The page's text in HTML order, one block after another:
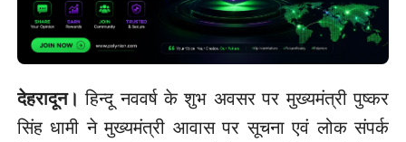
देहरादून। हिन्दू नववर्ष के शुभ अवसर पर मुख्यमंत्री पुष्कर
सिंह धामी ने मुख्यमंत्री आवास पर सूचना एवं लोक संपर्क